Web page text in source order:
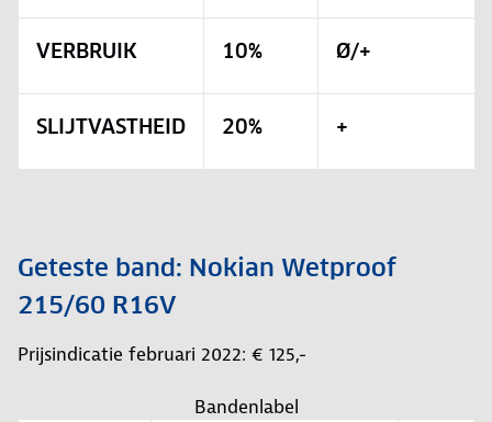
VERBRUIK 10% Ø/+
SLIJTVASTHEID 20% +
Geteste band: Nokian Wetproof
215/60 R16V
Prijsindicatie februari 2022: € 125,-
Bandenlabel